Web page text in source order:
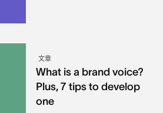
文章
What is a brand voice?
Plus, 7 tips to develop
one